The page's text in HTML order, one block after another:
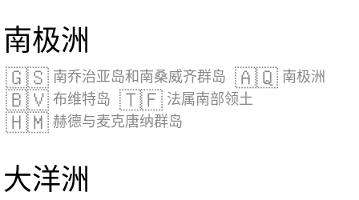
南极洲
🇬🇸 南乔治亚岛和南桑威齐群岛 🇦🇶 南极洲
🇧🇻 布维特岛 🇹🇫 法属南部领土
🇭🇲 赫德与麦克唐纳群岛
大洋洲